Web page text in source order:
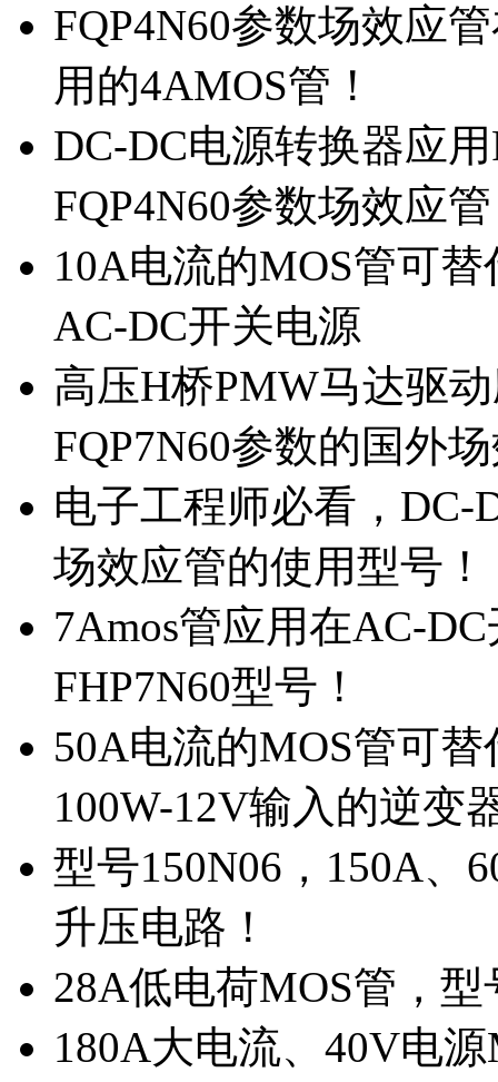
FQP4N60参数场效应
用的4AMOS管！
DC-DC电源转换器应
FQP4N60参数场效应
10A电流的MOS管可
AC-DC开关电源
高压H桥PMW马达驱
FQP7N60参数的国外
电子工程师必看，DC-
场效应管的使用型号！
7Amos管应用在AC-
FHP7N60型号！
50A电流的MOS管可
100W-12V输入的逆变
型号150N06，150A、
升压电路！
28A低电荷MOS管，
180A大电流、40V电